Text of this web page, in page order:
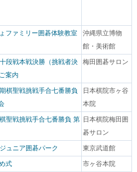
ファミリー囲碁体験教室
沖縄県立博物
館・美術館
段戦本戦決勝（挑戦者決
案内
梅田囲碁サロン
棋聖戦挑戦手合七番勝負
日本棋院市ヶ谷
本院
聖戦挑戦手合七番勝負 第 日本棋院梅田囲
碁サロン
ュニア囲碁パーク 東京武道館
式 市ヶ谷本院